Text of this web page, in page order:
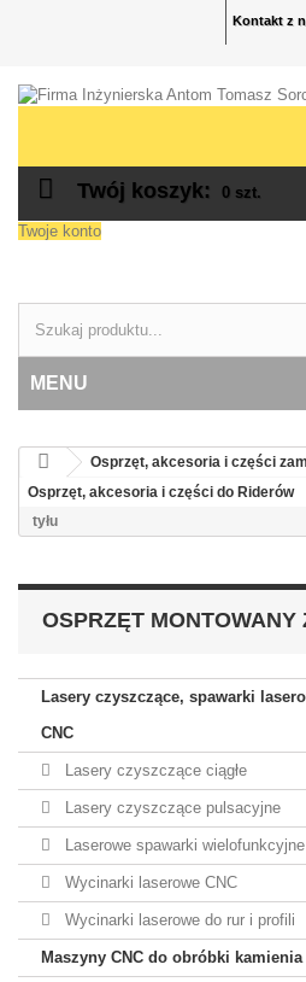
Kontakt z
Twój koszyk: 0 szt.
Twoje konto
MENU
Osprzęt, akcesoria i części
Osprzęt, akcesoria i części do Riderów
tyłu
OSPRZĘT MONTOWANY
Lasery czyszczące, spawarki
CNC
Lasery czyszczące ciągłe
Lasery czyszczące pulsacyjne
Laserowe spawarki wielofunkcyjne
Wycinarki laserowe CNC
Wycinarki laserowe do rur i profili
Maszyny CNC do obróbki kamienia